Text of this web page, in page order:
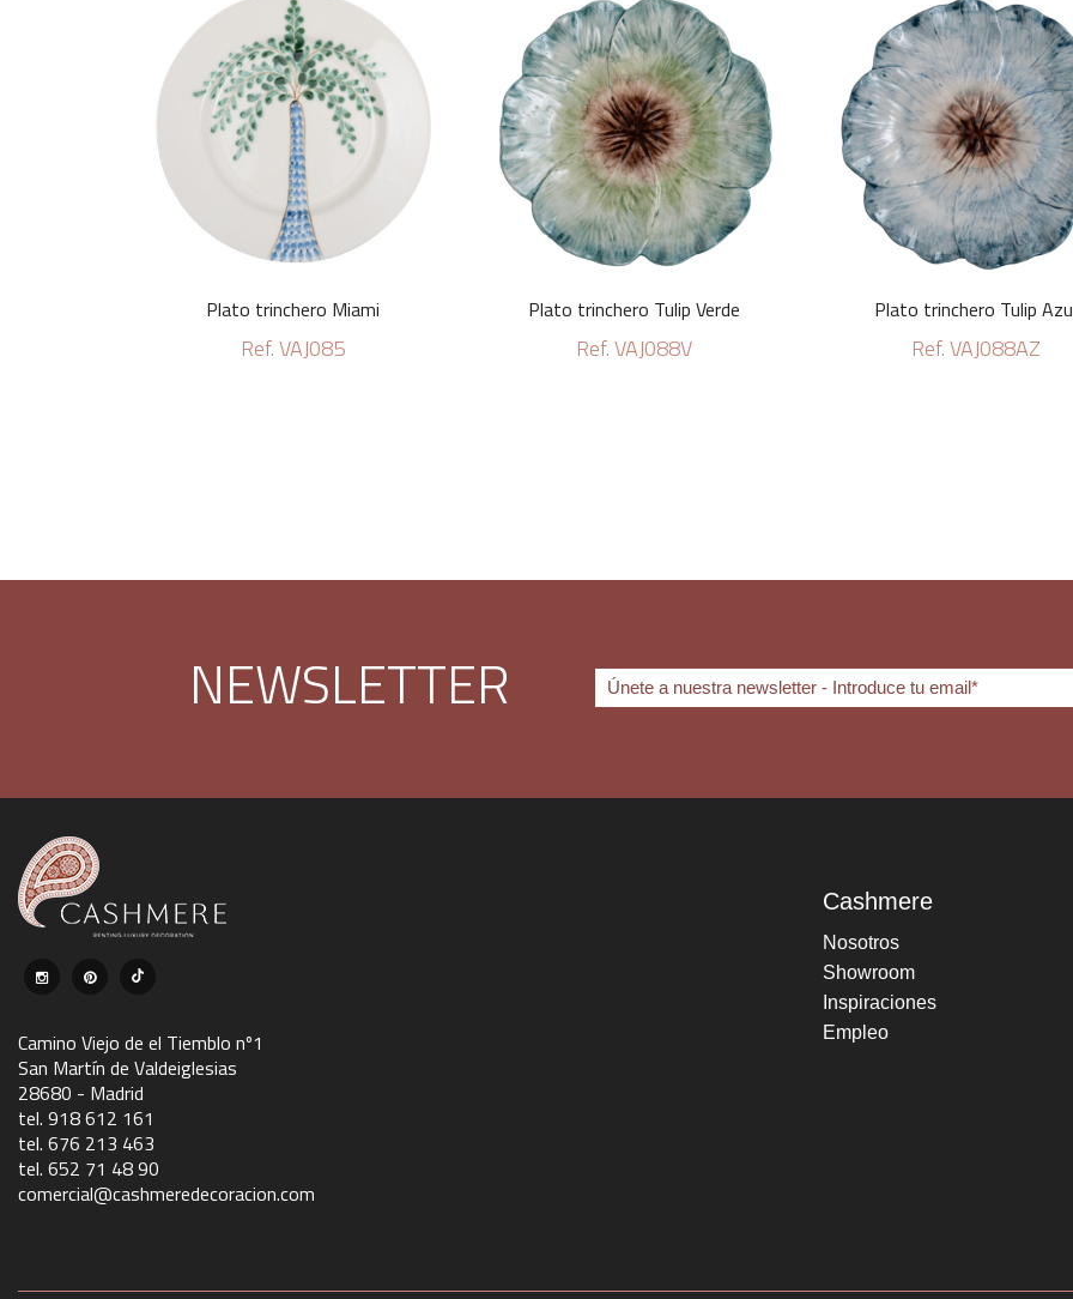
Plato trinchero Miami
Ref. VAJ085
Plato trinchero Tulip Verde
Ref. VAJ088V
Plato trinchero Tulip
Ref. VAJ088AZ
NEWSLETTER
Camino Viejo de el Tiemblo nº1
San Martín de Valdeiglesias
28680 - Madrid
tel. 918 612 161
tel. 676 213 463
tel. 652 71 48 90
comercial@cashmeredecoracion.com
Cashmere
Nosotros
Showroom
Inspiraciones
Empleo